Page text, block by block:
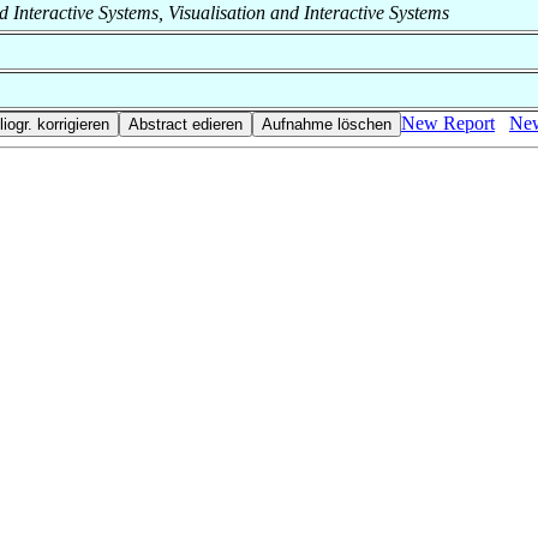
Systems, Visualisation and Interactive Systems
New Report